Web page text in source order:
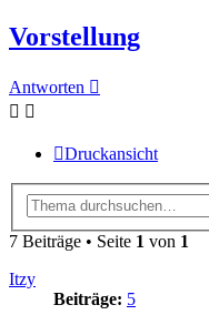
Vorstellung
Antworten
Druckansicht
7 Beiträge • Seite 1 von 1
Itzy
Beiträge: 5